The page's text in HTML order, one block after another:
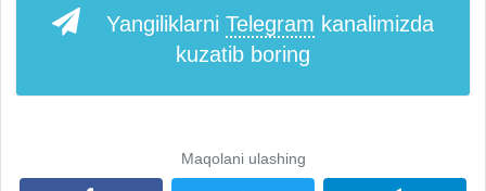
Yangiliklarni Telegram kanalimizda
kuzatib boring
Maqolani ulashing